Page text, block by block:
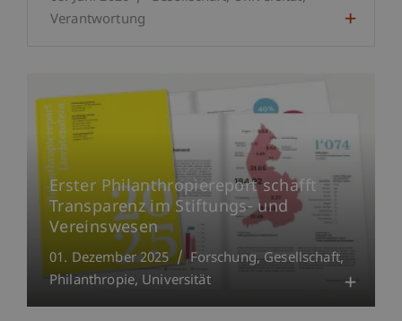
Verantwortung
Erster Philanthropiereport schafft
Transparenz im Stiftungs- und
Vereinswesen
01. Dezember 2025 Forschung Gesellschaft
Philanthropie Universität